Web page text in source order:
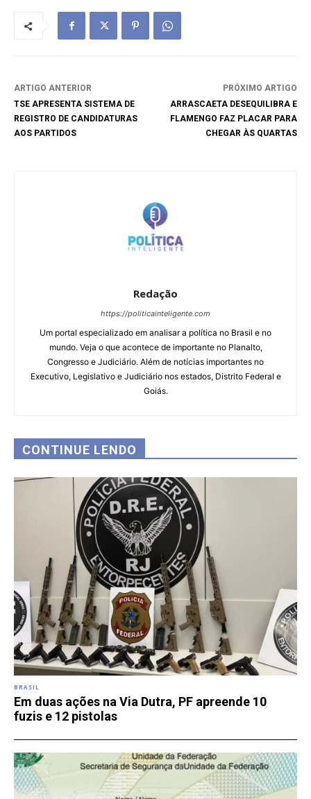
ARTIGO ANTERIOR
TSE APRESENTA SISTEMA DE
REGISTRO DE CANDIDATURAS
AOS PARTIDOS
PRÓXIMO ARTIGO
ARRASCAETA DESEQUILIBRA E
FLAMENGO FAZ PLACAR PARA
CHEGAR ÀS QUARTAS
Redação
https://politicainteligente.com
Um portal especializado em analisar a política no Brasil e no
mundo. Veja o que acontece de importante no Planalto,
Congresso e Judiciário. Além de notícias importantes no
Executivo, Legislativo e Judiciário nos estados, Distrito Federal e
Goiás.
CONTINUE LENDO
BRASIL
Em duas ações na Via Dutra, PF apreende 10
fuzis e 12 pistolas